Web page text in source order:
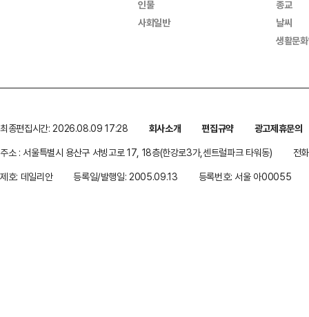
인물
사회일반
종교
날씨
생활문
최종편집시간: 2026.08.09 17:28 회사소개 편집규약
광고제휴문의
주소 : 서울특별시 용산구 서빙고로 17, 18층(한강로3가,센트럴파크 타워동)
전
제호: 데일리안
등록일/발행일: 2005.09.13 등록번호: 서울 아00055